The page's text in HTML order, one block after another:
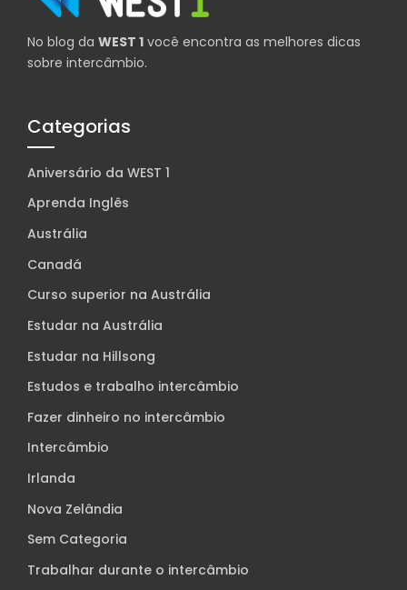
No blog da WEST 1 você encontra as melhores dicas
sobre intercâmbio.
Categorias
Aniversário da WEST 1
Aprenda Inglês
Austrália
Canadá
Curso superior na Austrália
Estudar na Austrália
Estudar na Hillsong
Estudos e trabalho intercâmbio
Fazer dinheiro no intercâmbio
Intercâmbio
Irlanda
Nova Zelândia
Sem Categoria
Trabalhar durante o intercâmbio